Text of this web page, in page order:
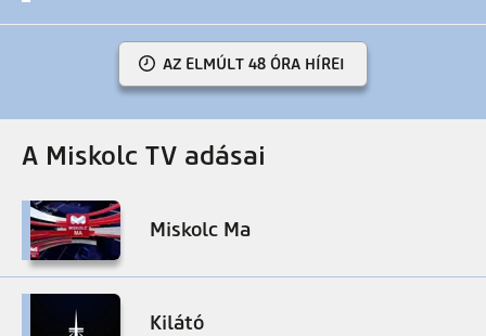
AZ ELMÚLT 48 ÓRA HÍREI
A Miskolc TV adásai
Miskolc Ma
Kilátó